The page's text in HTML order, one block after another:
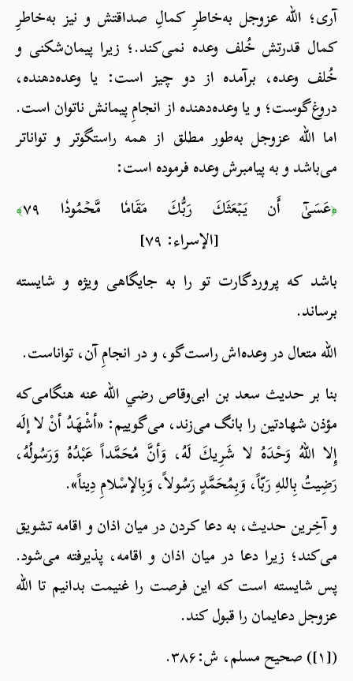
آری؛ الله عزوجل به‌خاطرِ کمالِ صداقتش و نیز به‌خاطرِ
کمال قدرتش خُلف وعده نمی‌کند.؛ زیرا پیمان‌شکنی و
خُلف وعده، برآمده از دو چیز است: یا وعده‌دهنده،
دروغ‌گوست؛ و یا وعده‌دهنده از انجامِ پیمانش ناتوان است.
اما الله عزوجل به‌طور مطلق از همه راستگوتر و تواناتر
می‌باشد و به پیامبرش وعده فرموده است:
﴿عَسَىٰٓ أَن يَبۡعَثَكَ رَبُّكَ مَقَامٗا مَّحۡمُودٗا ٧٩ ﴾
[الإسراء: ٧٩]
باشد که پروردگارت تو را به جایگاهی ویژه و شایسته‌
برساند.
الله متعال در وعده‌اش راست‌گو، و در انجامِ آن، تواناست.
بنا بر حدیث سعد بن ابی‌وقاص رضي الله عنه هنگامی‌که
مؤذن شهادتین را بانگ می‌زند، می‌گوییم: «أشْهَدُ أنْ لا إلَه
إِلا اللهُ وَحْدَهُ لا شَرِيكَ لَهُ، وَأنَّ مُحَمَّداً عَبْدُهُ وَرَسُولُهُ،
رَضِيتُ بِاللهِ رَبّاً، وَبِمُحَمَّدٍ رَسُولاً، وَبِالإسْلامِ دِيناً».
و آخِرین حدیث، به دعا کردن در میان اذان و اقامه تشویق
می‌کند؛ زیرا دعا در میان اذان و اقامه، پذیرفته می‌شود.
پس شایسته است که این فرصت را غنیمت بدانیم تا الله
عزوجل دعایمان را قبول کند.
([۱]) صحیح مسلم، ش:۳۸۶.